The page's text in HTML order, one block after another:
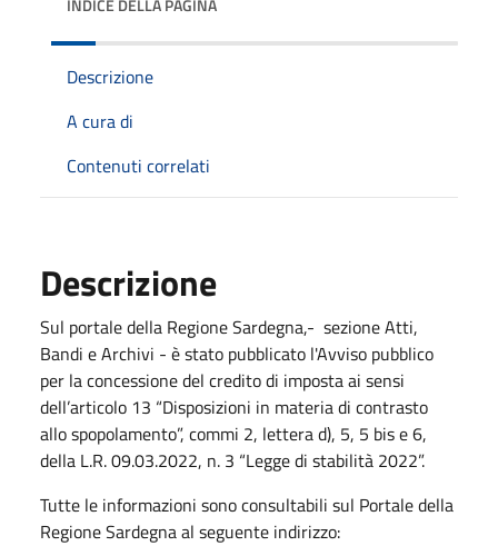
Descrizione
A cura di
Contenuti correlati
Descrizione
Sul portale della Regione Sardegna,- sezione Atti,
Bandi e Archivi - è stato pubblicato l'Avviso pubblico
per la concessione del credito di imposta ai sensi
dell’articolo 13 “Disposizioni in materia di contrasto
allo spopolamento”, commi 2, lettera d), 5, 5 bis e 6,
della L.R. 09.03.2022, n. 3 “Legge di stabilità 2022”.
Tutte le informazioni sono consultabili sul Portale della
Regione Sardegna al seguente indirizzo: